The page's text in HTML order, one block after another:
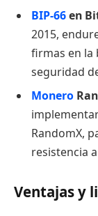
BIP-66en
2015,
firmas en la
seguridad
Monero
RandomX,
resistencia
Ventajas y